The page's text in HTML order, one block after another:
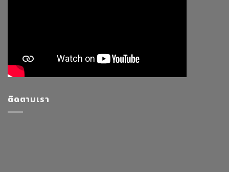
ติดตามเรา